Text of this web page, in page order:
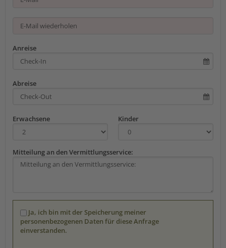
Anreise
Abreise
Erwachsene Kinder
Mitteilung an den Vermittlungsservice:
Ja, ich bin mit der Speicherung meiner
personenbezogenen Daten für diese Anfrage
einverstanden.